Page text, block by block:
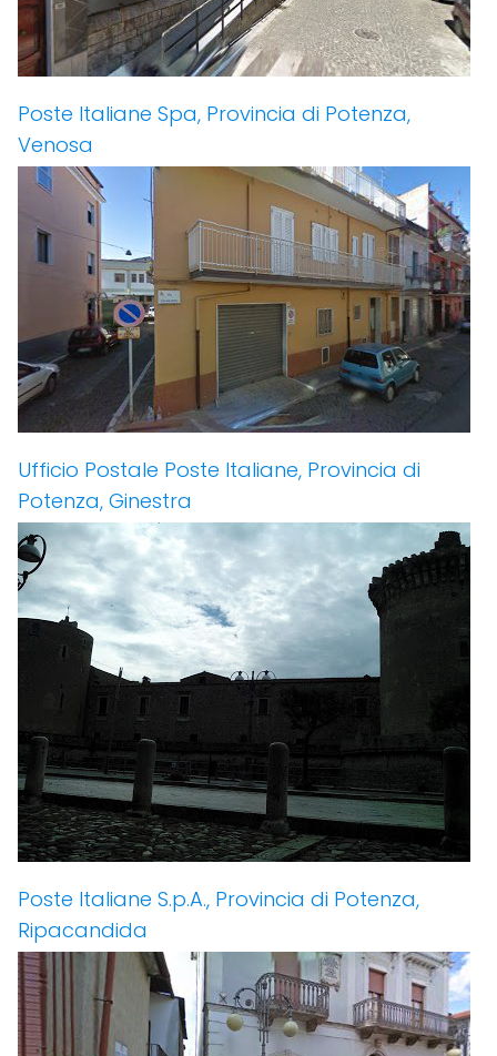
Poste Italiane Spa, Provincia di Potenza,
Venosa
Ufficio Postale Poste Italiane, Provincia di
Potenza, Ginestra
Poste Italiane S.p.A., Provincia di Potenza,
Ripacandida